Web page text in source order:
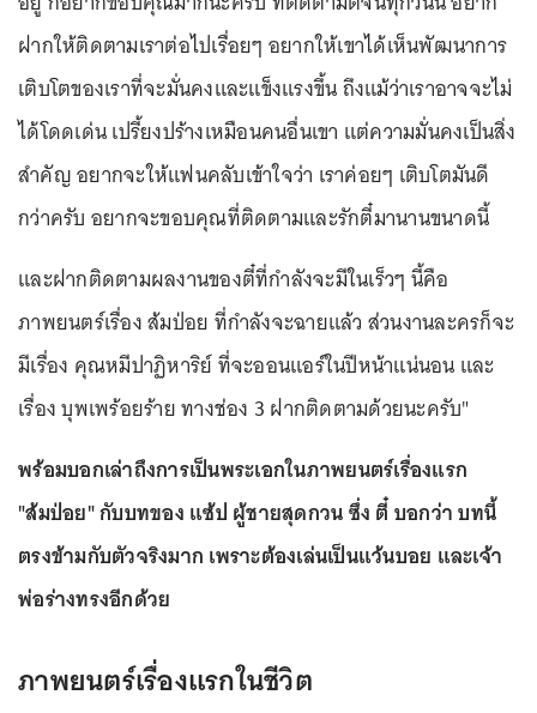
ฝากให้ติดตามเราต่อไปเรื่อยๆ อยากให้เขาได้เห็นพัฒนาการ
เติบโตของเราที่จะมั่นคงและแข็งแรงขึ้น ถึงแม้ว่าเราอาจจะไม่
ได้โดดเด่น เปรี้ยงปร้างเหมือนคนอื่นเขา แต่ความมั่นคงเป็นสิ่ง
สำคัญ อยากจะให้แฟนคลับเข้าใจว่า เราค่อยๆ เติบโตมันดี
กว่าครับ อยากจะขอบคุณที่ติดตามและรักตี๋มานานขนาดนี้
และฝากติดตามผลงานของตี๋ที่กำลังจะมีในเร็วๆ นี้คือ
ภาพยนตร์เรื่อง ส้มป่อย ที่กำลังจะฉายแล้ว ส่วนงานละครก็จะ
มีเรื่อง คุณหมีปาฏิหาริย์ ที่จะออนแอร์ในปีหน้าแน่นอน และ
เรื่อง บุพเพร้อยร้าย ทางช่อง 3 ฝากติดตามด้วยนะครับ"
พร้อมบอกเล่าถึงการเป็นพระเอกในภาพยนตร์เรื่องแรก
"ส้มป่อย" กับบทของ แซ้ป ผู้ชายสุดกวน ซึ่ง ตี๋ บอกว่า บทนี้
ตรงข้ามกับตัวจริงมาก เพราะต้องเล่นเป็นแว้นบอย และเจ้า
พ่อร่างทรงอีกด้วย
ภาพยนตร์เรื่องแรกในชีวิต